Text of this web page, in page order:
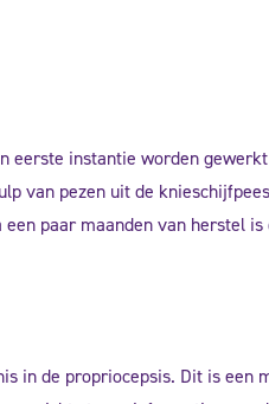
instantie worden
van pezen uit de
paar maanden van herstel
in de propriocepsis. Dit is